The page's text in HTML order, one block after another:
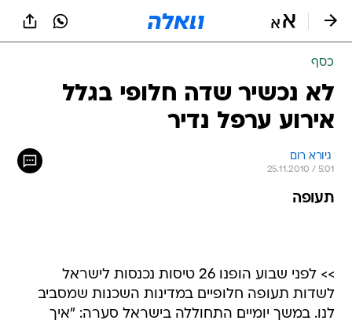
כסף
לא נכשיר שדה חלופי בגלל
אירוע ערפל נדיר
גיורא רום
25.11.2010 / 5:01
תעופה
>> לפני שבוע הופנו 26 טיסות נכנסות לישראל
לשדות תעופה חלופיים במדינות השכנות שמסביב
לנו. במשך יומיים התחוללה בישראל סערה: "איך